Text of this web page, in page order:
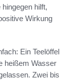
hilft,
Wirkung
Ein Teelöffel
heißem Wasser
Zwei bis